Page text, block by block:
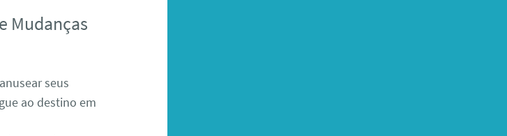
Mudanças
seus
ao destino em